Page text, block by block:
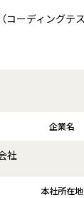
コーディングテス
企業名
社
本社所在地